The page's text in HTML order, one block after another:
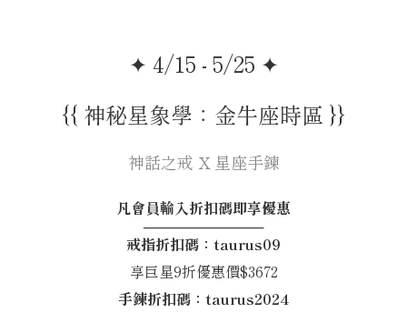
✦ 4/15 - 5/25 ✦
{{ 神秘星象學：金牛座時區 }}
神話之戒 X 星座手鍊
凡會員輸入折扣碼即享優惠
────────────
戒指折扣碼：taurus09
享巨星9折優惠價$3672
手鍊折扣碼：taurus2024